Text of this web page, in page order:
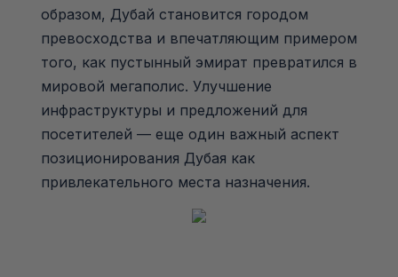
образом, Дубай становится городом
превосходства и впечатляющим примером
того, как пустынный эмират превратился в
мировой мегаполис. Улучшение
инфраструктуры и предложений для
посетителей — еще один важный аспект
позиционирования Дубая как
привлекательного места назначения.